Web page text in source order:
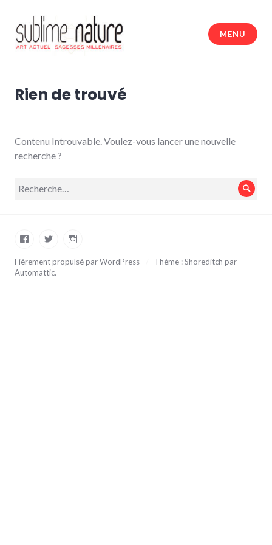
contenu
principal
MENU
Rien de trouvé
Contenu Introuvable. Voulez-vous lancer une nouvelle
recherche ?
Recherche
FacebookTwitterInstagram
Fièrement propulsé par WordPress
Thème : Shoreditch par
Automattic.